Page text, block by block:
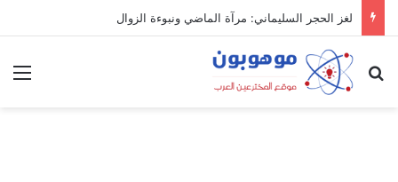
لغز الحجر السليماني: مرآة الماضي ونبوءة الزوال
بحث عن